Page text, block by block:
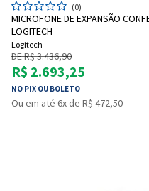
(0)
MICROFONE DE EXPANSÃO
LOGITECH
Logitech
DE R$ 3.436,90
R$ 2.693,25
NO PIX OU BOLETO
Ou em até 6x de R$ 472,50